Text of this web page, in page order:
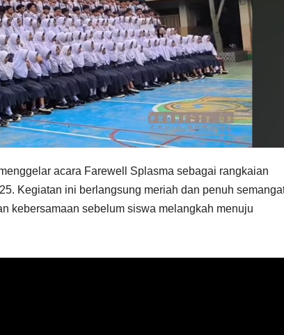
acara Farewell Splasma sebagai rangkaian
Kegiatan ini berlangsung meriah dan penuh
kebersamaan sebelum siswa melangkah menuju